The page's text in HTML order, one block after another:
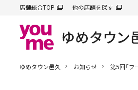
店舗総合TOP 他の店舗を探す
ゆめタウン邑久 お知らせ 第5回「フ